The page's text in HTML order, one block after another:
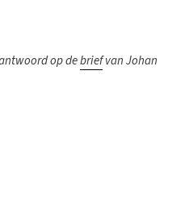
op debriefvan Johan